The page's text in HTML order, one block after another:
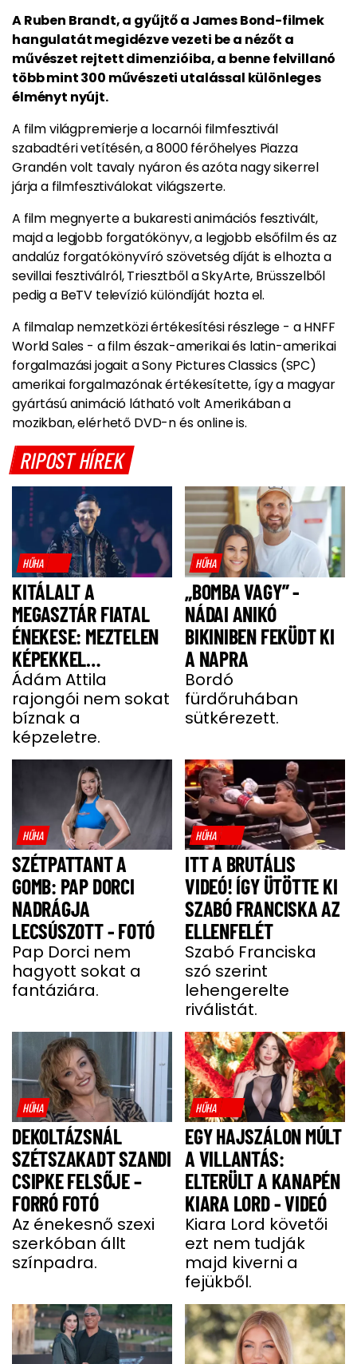
A Ruben Brandt, a gyűjtő a James Bond-filmek
hangulatát megidézve vezeti be a nézőt a
művészet rejtett dimenzióiba, a benne felvillanó
több mint 300 művészeti utalással különleges
élményt nyújt.
A film világpremierje a locarnói filmfesztivál
szabadtéri vetítésén, a 8000 férőhelyes Piazza
Grandén volt tavaly nyáron és azóta nagy sikerrel
járja a filmfesztiválokat világszerte.
A film megnyerte a bukaresti animációs fesztivált,
majd a legjobb forgatókönyv, a legjobb elsőfilm és az
andalúz forgatókönyvíró szövetség díját is elhozta a
sevillai fesztiválról, Triesztből a SkyArte, Brüsszelből
pedig a BeTV televízió különdíját hozta el.
A filmalap nemzetközi értékesítési részlege - a HNFF
World Sales - a film észak-amerikai és latin-amerikai
forgalmazási jogait a Sony Pictures Classics (SPC)
amerikai forgalmazónak értékesítette, így a magyar
gyártású animáció látható volt Amerikában a
mozikban, elérhető DVD-n és online is.
RIPOST HÍREK
HŰHA
KITÁLALT A
MEGASZTÁR FIATAL
ÉNEKESE: MEZTELEN
KÉPEKKEL
HALMOZZÁK EL A
RAJONGÓI
Ádám Attila
rajongói nem sokat
bíznak a
képzeletre.
HŰHA
„BOMBA VAGY” -
NÁDAI ANIKÓ
BIKINIBEN FEKÜDT KI
A NAPRA
Bordó
fürdőruhában
sütkérezett.
HŰHA
SZÉTPATTANT A
GOMB: PAP DORCI
NADRÁGJA
LECSÚSZOTT - FOTÓ
Pap Dorci nem
hagyott sokat a
fantáziára.
HŰHA
ITT A BRUTÁLIS
VIDEÓ! ÍGY ÜTÖTTE KI
SZABÓ FRANCISKA AZ
ELLENFELÉT
Szabó Franciska
szó szerint
lehengerelte
riválistát.
HŰHA
DEKOLTÁZSNÁL
SZÉTSZAKADT SZANDI
CSIPKE FELSŐJE –
FORRÓ FOTÓ
Az énekesnő szexi
szerkóban állt
színpadra.
HŰHA
EGY HAJSZÁLON MÚLT
A VILLANTÁS:
ELTERÜLT A KANAPÉN
KIARA LORD - VIDEÓ
Kiara Lord követői
ezt nem tudják
majd kiverni a
fejükből.